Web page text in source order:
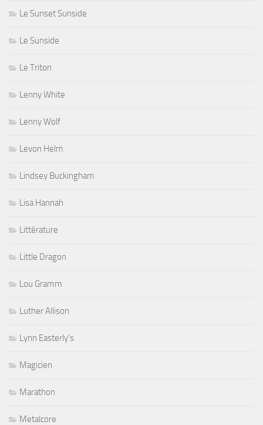
Le Sunset Sunside
Le Sunside
Le Triton
Lenny White
Lenny Wolf
Levon Helm
Lindsey Buckingham
Lisa Hannah
Littérature
Little Dragon
Lou Gramm
Luther Allison
Lynn Easterly's
Magicien
Marathon
Metalcore